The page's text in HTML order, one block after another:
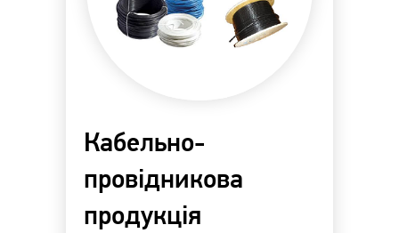
Кабельно-
провідникова
продукція